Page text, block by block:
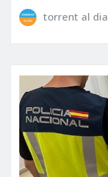
torrent al dia